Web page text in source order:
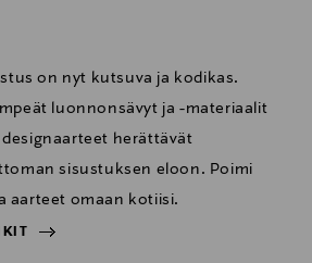
on nyt kutsuva ja kodikas.
luonnonsävyt ja -materiaalit
herättävät
sisustuksen eloon. Poimi
aarteet omaan kotiisi.